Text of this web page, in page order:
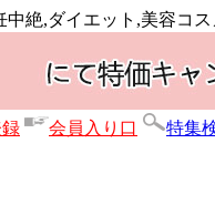
絶,ダイエット,美容コ
会員入り口 特集